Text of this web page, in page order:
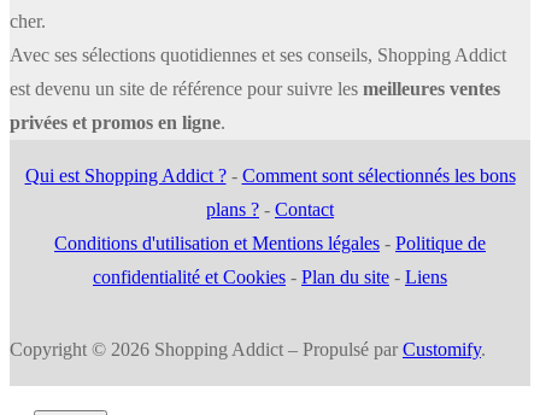
cher.
Avec ses sélections quotidiennes et ses conseils, Shopping Addict
est devenu un site de référence pour suivre les meilleures ventes
privées et promos en ligne.
Qui est Shopping Addict ?- Comment sont sélectionnés les bons
plans ? - Contact
Conditions d'utilisation et Mentions légales - Politique de
confidentialité et Cookies - Plan du site - Liens
Copyright © 2026 Shopping Addict – Propulsé par Customify.